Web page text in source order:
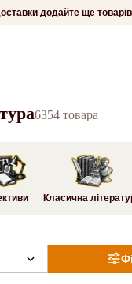
додайте ще
6354 товара
Класична